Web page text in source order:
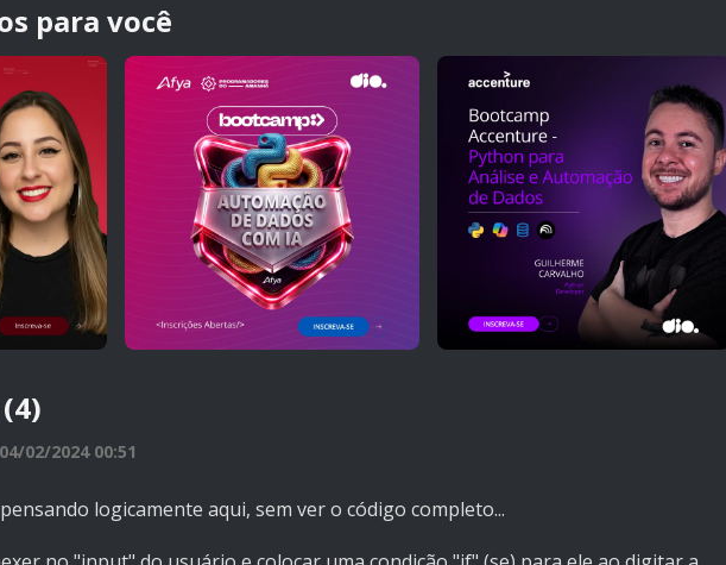
para você
02/2024 00:51
logicamente aqui, sem ver o código completo...